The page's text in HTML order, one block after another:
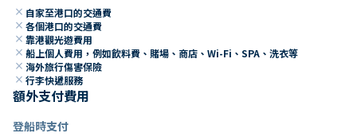
close 自家至港口的交通費
close 各個港口的交通費
close 靠港觀光遊費用
close 船上個人費用，例如飲料費、賭場、商店、Wi-Fi、SPA、洗衣等
close 海外旅行傷害保險
close 行李快遞服務
額外支付費用
登船時支付